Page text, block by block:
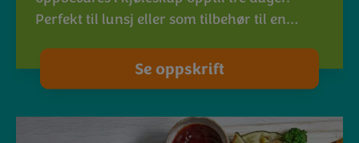
Perfekt til lunsj eller som tilbehør til en…
Se oppskrift